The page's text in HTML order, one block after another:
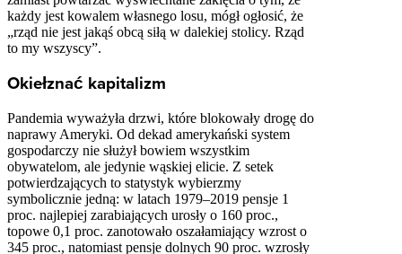
każdy jest kowalem własnego losu, mógł ogłosić, że
„rząd nie jest jakąś obcą siłą w dalekiej stolicy. Rząd
to my wszyscy”.
Okiełznać kapitalizm
Pandemia wyważyła drzwi, które blokowały drogę do
naprawy Ameryki. Od dekad amerykański system
gospodarczy nie służył bowiem wszystkim
obywatelom, ale jedynie wąskiej elicie. Z setek
potwierdzających to statystyk wybierzmy
symbolicznie jedną: w latach 1979–2019 pensje 1
proc. najlepiej zarabiających urosły o 160 proc.,
topowe 0,1 proc. zanotowało oszałamiający wzrost o
345 proc., natomiast pensje dolnych 90 proc. wzrosły